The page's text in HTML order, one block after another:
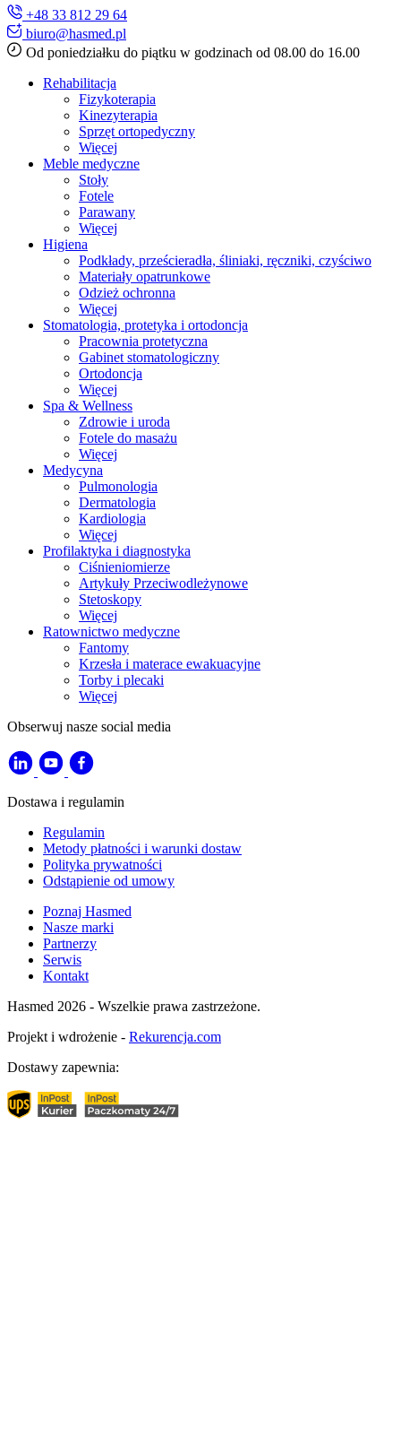
+48 33 812 29 64
biuro@hasmed.pl
Od poniedziałku do piątku w godzinach od 08.00 do 16.00
Rehabilitacja
Fizykoterapia
Kinezyterapia
Sprzęt ortopedyczny
Więcej
Meble medyczne
Stoły
Fotele
Parawany
Więcej
Higiena
Podkłady, prześcieradła, śliniaki, ręczniki, czyściwo
Materiały opatrunkowe
Odzież ochronna
Więcej
Stomatologia, protetyka i ortodoncja
Pracownia protetyczna
Gabinet stomatologiczny
Ortodoncja
Więcej
Spa & Wellness
Zdrowie i uroda
Fotele do masażu
Więcej
Medycyna
Pulmonologia
Dermatologia
Kardiologia
Więcej
Profilaktyka i diagnostyka
Ciśnieniomierze
Artykuły Przeciwodleżynowe
Stetoskopy
Więcej
Ratownictwo medyczne
Fantomy
Krzesła i materace ewakuacyjne
Torby i plecaki
Więcej
Obserwuj nasze social media
Dostawa i regulamin
Regulamin
Metody płatności i warunki dostaw
Polityka prywatności
Odstąpienie od umowy
Poznaj Hasmed
Nasze marki
Partnerzy
Serwis
Kontakt
Hasmed 2026 - Wszelkie prawa zastrzeżone.
Projekt i wdrożenie - Rekurencja.com
Dostawy zapewnia: